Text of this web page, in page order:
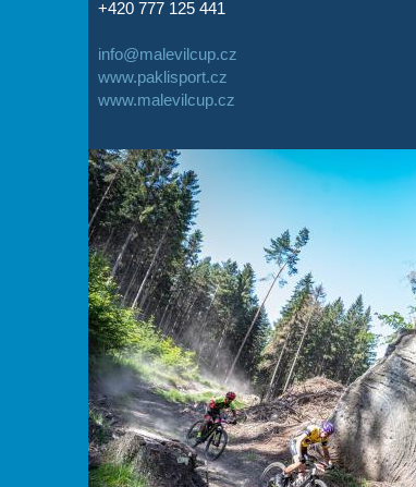
+420 777 125 441
info@malevilcup.cz
www.paklisport.cz
www.malevilcup.cz